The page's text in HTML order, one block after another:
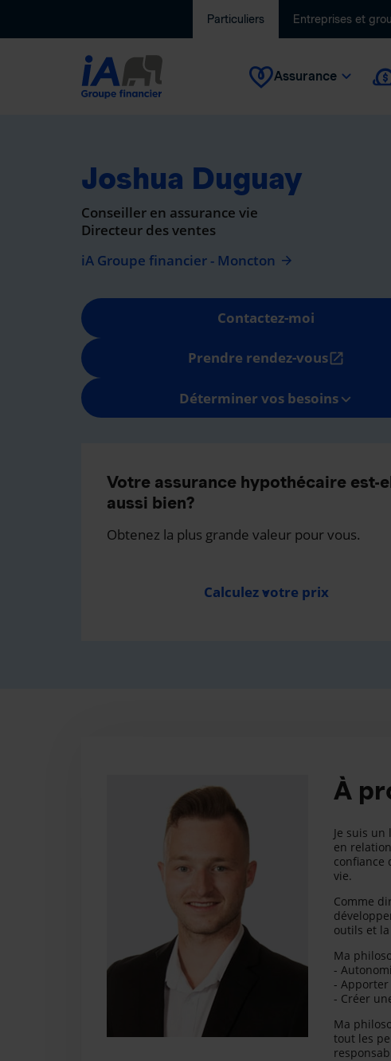
Particuliers Entreprises et
Assurance
Joshua Duguay
Conseiller en assurance vie
Directeur des ventes
iA Groupe financier - Moncton
Contactez-moi
Prendre rendez-vousopen_in_new
Déterminer vos besoins
Votre assurance hypothécaire est-
aussi bien?
Obtenez la plus grande valeur pour vous.
Calculez votre prix
À
Je suis
en
confiance
vie.
Comme
outils et
Ma
-
-
- Créer
Ma
tout les